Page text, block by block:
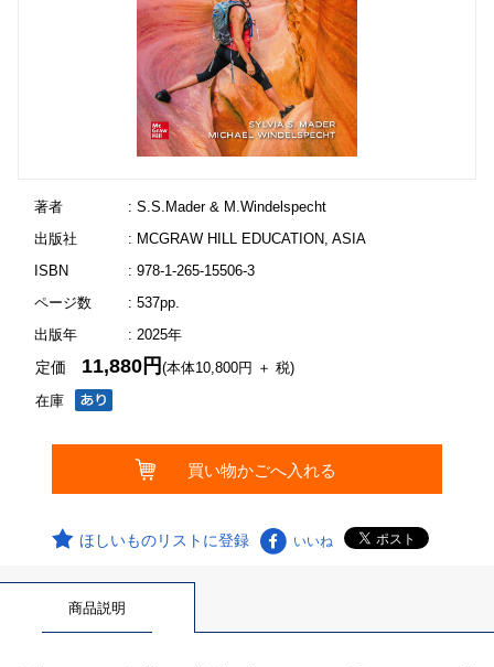
著者
: S.S.Mader & M.Windelspecht
出版社
: MCGRAW HILL EDUCATION, ASIA
ISBN
: 978-1-265-15506-3
ページ数
: 537pp.
出版年
: 2025年
在庫
定価 11,880円(本体10,800円 ＋ 税)
ほしいものリストに登録 いいね
商品説明